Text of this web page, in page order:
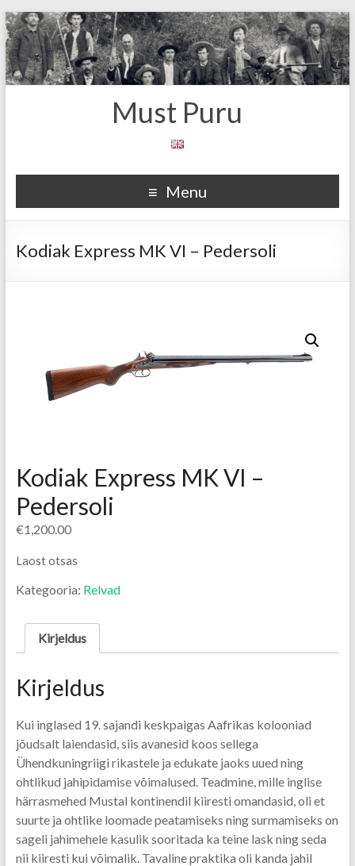
Must Puru
Menu
Kodiak Express MK VI – Pedersoli
Kodiak Express MK VI –
Pedersoli
€1,200.00
Laost otsas
Kategooria: Relvad
Kirjeldus
Kirjeldus
Kui inglased 19. sajandi keskpaigas Aafrikas kolooniad
jõudsalt laiendasid, siis avanesid koos sellega
Ühendkuningriigi rikastele ja edukate jaoks uued ning
ohtlikud jahipidamise võimalused. Teadmine, mille inglise
härrasmehed Mustal kontinendil kiiresti omandasid, oli et
suurte ja ohtlike loomade peatamiseks ning surmamiseks on
sageli jahimehele kasulik sooritada ka teine lask ning seda
nii kiiresti kui võimalik. Tavaline praktika oli kanda jahil